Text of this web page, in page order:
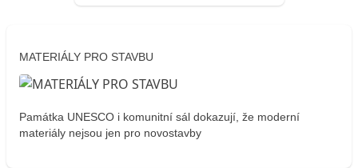
MATERIÁLY PRO STAVBU
Památka UNESCO i komunitní sál dokazují, že moderní
materiály nejsou jen pro novostavby